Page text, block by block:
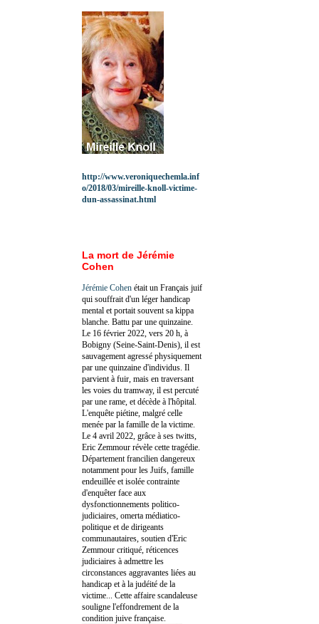
http://www.veroniquechemla.inf
o/2018/03/mireille-knoll-victime-
dun-assassinat.html
La mort de Jérémie
Cohen
Jérémie Cohen était un Français juif
qui souffrait d'un léger handicap
mental et portait souvent sa kippa
blanche. Battu par une quinzaine.
Le 16 février 2022, vers 20 h, à
Bobigny (Seine-Saint-Denis), il est
sauvagement agressé physiquement
par une quinzaine d'individus. Il
parvient à fuir, mais en traversant
les voies du tramway, il est percuté
par une rame, et décède à l'hôpital.
L'enquête piétine, malgré celle
menée par la famille de la victime.
Le 4 avril 2022, grâce à ses twitts,
Eric Zemmour révèle cette tragédie.
Département francilien dangereux
notamment pour les Juifs, famille
endeuillée et isolée contrainte
d'enquêter face aux
dysfonctionnements politico-
judiciaires, omerta médiatico-
politique et de dirigeants
communautaires, soutien d'Eric
Zemmour critiqué, réticences
judiciaires à admettre les
circonstances aggravantes liées au
handicap et à la judéité de la
victime... Cette affaire scandaleuse
souligne l'effondrement de la
condition juive française.